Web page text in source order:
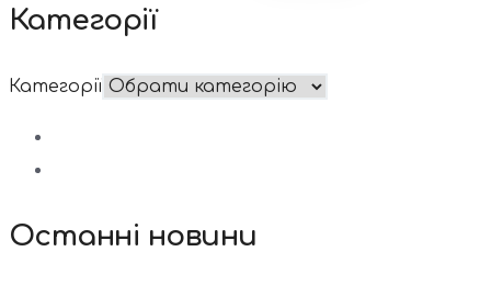
Категорії
Категорії
Останні новини